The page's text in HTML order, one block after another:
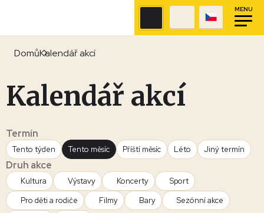
MENU
DomůKalendář akcí
Kalendář akcí
Termín
Tento týden Tento měsíc Příští měsíc Léto Jiný termín
Druh akce
Kultura Výstavy Koncerty
Sport
Pro děti a rodiče
Filmy Bary
Sezónní akce